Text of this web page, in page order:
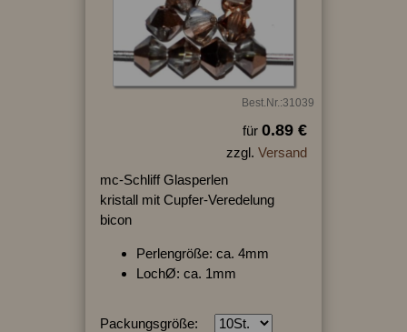
Best.Nr.:31039
für 0.89 €
zzgl. Versand
mc-Schliff Glasperlen
kristall mit Cupfer-Veredelung
bicon
Perlengröße: ca. 4mm
LochØ: ca. 1mm
Packungsgröße: